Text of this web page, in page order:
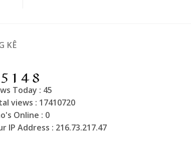
KÊ
Today : 45
views : 17410720
Online : 0
IP Address : 216.73.217.47